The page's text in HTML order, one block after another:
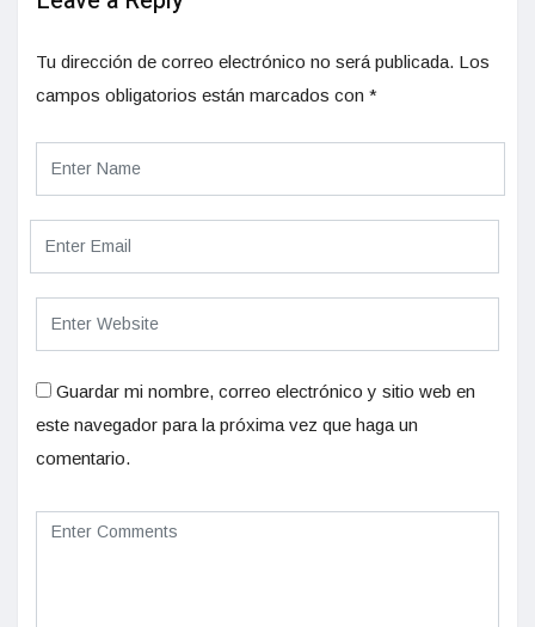
Tu dirección de correo electrónico no será publicada. Los
campos obligatorios están marcados con *
Guardar mi nombre, correo electrónico y sitio web en
este navegador para la próxima vez que haga un
comentario.